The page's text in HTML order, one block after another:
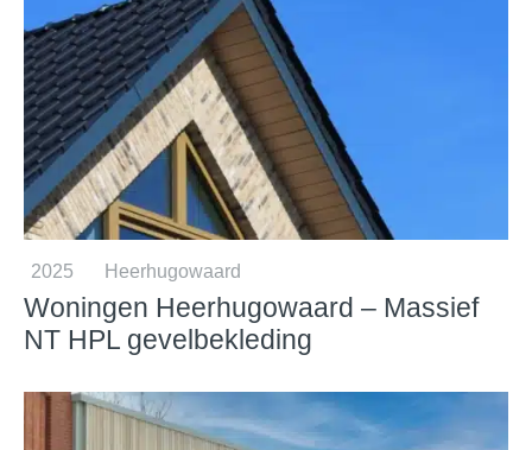
2025 Heerhugowaard
Woningen Heerhugowaard – Massief
NT HPL gevelbekleding